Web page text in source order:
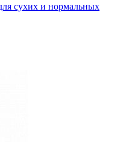
сухих и нормальных